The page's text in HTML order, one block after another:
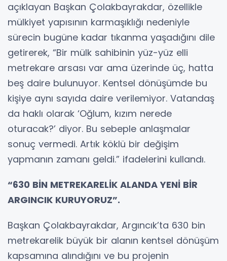
açıklayan Başkan Çolakbayrakdar, özellikle
mülkiyet yapısının karmaşıklığı nedeniyle
sürecin bugüne kadar tıkanma yaşadığını dile
getirerek, “Bir mülk sahibinin yüz-yüz elli
metrekare arsası var ama üzerinde üç, hatta
beş daire bulunuyor. Kentsel dönüşümde bu
kişiye aynı sayıda daire verilemiyor. Vatandaş
da haklı olarak ‘Oğlum, kızım nerede
oturacak?’ diyor. Bu sebeple anlaşmalar
sonuç vermedi. Artık köklü bir değişim
yapmanın zamanı geldi.” ifadelerini kullandı.
“630 BİN METREKARELİK ALANDA YENİ BİR
ARGINCIK KURUYORUZ”.
Başkan Çolakbayrakdar, Argıncık’ta 630 bin
metrekarelik büyük bir alanın kentsel dönüşüm
kapsamına alındığını ve bu projenin